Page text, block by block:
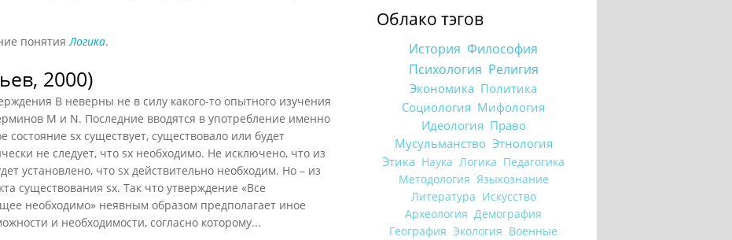
понятияЛогика.
2000)
B неверны не в силу какого-то опытного изучения
M и N. Последние вводятся в употребление именно
состояние sx существует, существовало или будет
не следует, что sx необходимо. Не исключено, что из
установлено, что sx действительно необходим. Но – из
существования sx. Так что утверждение «Все
необходимо» неявным образом предполагает иное
и необходимости, согласно которому...
Облако тэгов
История Философия
Психология Религия
Экономика Политика
Социология Мифология
Идеология Право
Мусульманство Этнология
Этика Наука Логика Педагогика
Методология Языкознание
Литература Искусство
Археология Демография
География Экология Военные